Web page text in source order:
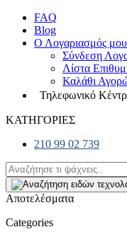
FAQ
Blog
Ο Λογαριασμός μου
Σύνδεση
Λίστα
Καλάθι
Τηλεφωνικό
ΚΑΤΗΓΟΡΙΕΣ
210 99 02 739
Αποτελέσματα
Categories